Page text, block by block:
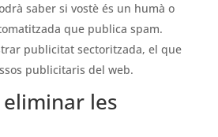
saber si vostè és un humà o
que publica spam.
publicitat sectoritzada, el que
publicitaris del web.
eliminar les